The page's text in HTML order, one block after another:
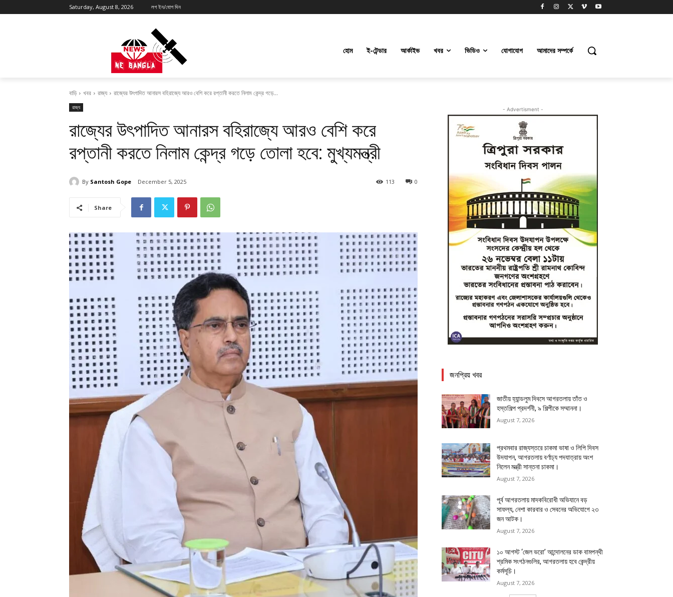
Saturday, August 8, 2026 লগ ইন/যোগ দিন
হোম ই-টেন্ডার আর্কাইভ খবর ভিডিও যোগাযোগ আমাদের সম্পর্কে
বাড়ি খবর রাজ্য রাজ্যের উৎপাদিত আনারস বহিরাজ্যে আরও বেশি করে রপ্তানী করতে নিলাম কেন্দ্র গড়ে...
রাজ্য
রাজ্যের উৎপাদিত আনারস বহিরাজ্যে আরও বেশি করে
রপ্তানী করতে নিলাম কেন্দ্র গড়ে তোলা হবে: মুখ্যমন্ত্রী
By Santosh Gope December 5, 2025 0
113
Share
- Advertisment -
জনপ্রিয় খবর
জাতীয় হ্যান্ডলুম দিবসে আগরতলায় তাঁত ও
হস্তশিল্প প্রদর্শনী, ৯ শিল্পীকে সম্মাননা।
August 7, 2026
প্রথমবার রাজ্যস্তরে চাকমা ভাষা ও লিপি দিবস
উদযাপন, আগরতলায় বর্ণাঢ্য পদযাত্রায় অংশ
নিলেন মন্ত্রী সান্তনা চাকমা।
August 7, 2026
পূর্ব আগরতলায় মাদকবিরোধী অভিযানে বড়
সাফল্য, নেশা কারবার ও সেবনের অভিযোগে ২৩
জন আটক।
August 7, 2026
১০ আগস্ট ‘জেল ভরো’ আন্দোলনের ডাক বামপন্থী
শ্রমিক সংগঠনগুলির, আগরতলায় হবে কেন্দ্রীয়
কর্মসূচি।
August 7, 2026